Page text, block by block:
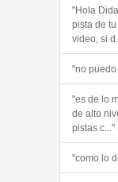
"Hola
pista de
video, si
"no
"es de lo
de alto
pistas c..."
"como lo